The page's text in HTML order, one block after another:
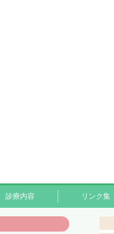
診療内容 リンク集